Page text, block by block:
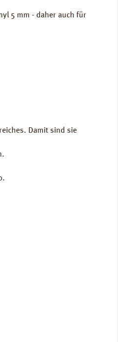
5 mm - daher auch für
Damit sind sie